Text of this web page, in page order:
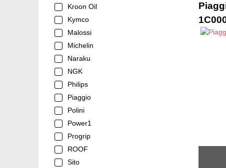
Kroon Oil
Kymco
Malossi
Michelin
Naraku
NGK
Philips
Piaggio
Polini
Power1
Progrip
ROOF
Sito